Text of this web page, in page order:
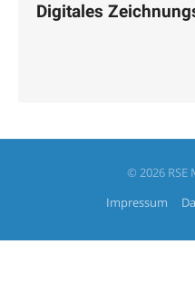
Digitales
© 2026 RSE
Impressum